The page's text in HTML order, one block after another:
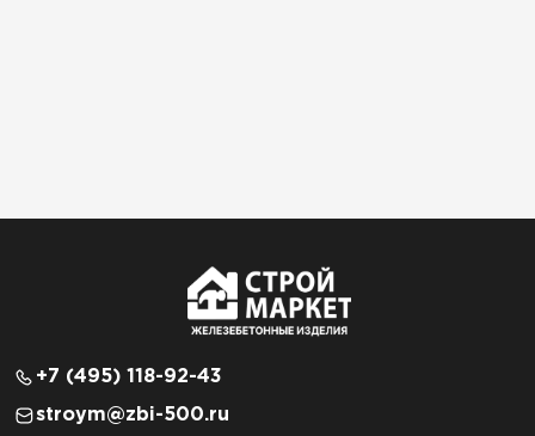
+7 (495) 118-92-43
stroym@zbi-500.ru